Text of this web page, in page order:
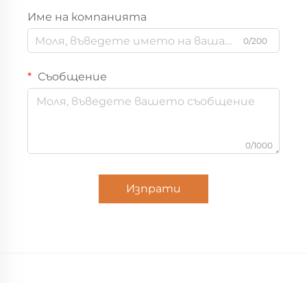
Име на компанията
0/200
Съобщение
0/1000
Изпрати